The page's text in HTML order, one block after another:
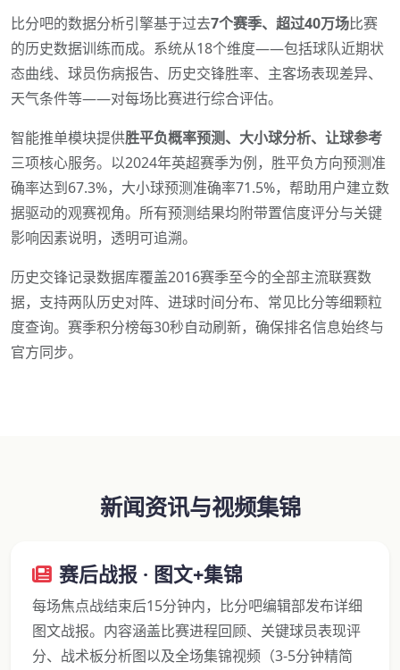
比分吧的数据分析引擎基于过去7个赛季、超过40万场比赛
的历史数据训练而成。系统从18个维度——包括球队近期状
态曲线、球员伤病报告、历史交锋胜率、主客场表现差异、
天气条件等——对每场比赛进行综合评估。
智能推单模块提供胜平负概率预测、大小球分析、让球参考
三项核心服务。以2024年英超赛季为例，胜平负方向预测准
确率达到67.3%，大小球预测准确率71.5%，帮助用户建立数
据驱动的观赛视角。所有预测结果均附带置信度评分与关键
影响因素说明，透明可追溯。
历史交锋记录数据库覆盖2016赛季至今的全部主流联赛数
据，支持两队历史对阵、进球时间分布、常见比分等细颗粒
度查询。赛季积分榜每30秒自动刷新，确保排名信息始终与
官方同步。
新闻资讯与视频集锦
赛后战报 · 图文+集锦
每场焦点战结束后15分钟内，比分吧编辑部发布详细
图文战报。内容涵盖比赛进程回顾、关键球员表现评
分、战术板分析图以及全场集锦视频（3-5分钟精简